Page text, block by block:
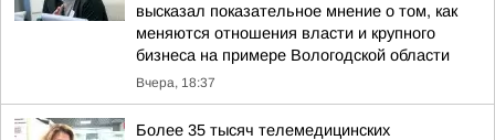
высказал показательное мнение о том, как
меняются отношения власти и крупного
бизнеса на примере Вологодской области
Вчера, 18:37
Более 35 тысяч телемедицинских